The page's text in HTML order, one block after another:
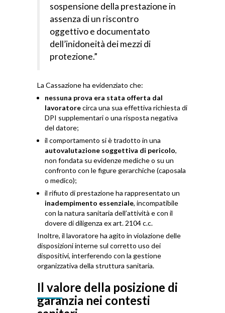
sospensione della prestazione in
assenza di un riscontro
oggettivo e documentato
dell’inidoneità dei mezzi di
protezione.”
La Cassazione ha evidenziato che:
nessuna prova era stata offerta dal
lavoratorecirca una sua effettiva richiesta di
DPI supplementari o una risposta negativa
del datore;
il comportamento si è tradotto in una
autovalutazione soggettiva di pericolo,
non fondata su evidenze mediche o su un
confronto con le figure gerarchiche (caposala
o medico);
il rifiuto di prestazione ha rappresentato un
inadempimento essenziale, incompatibile
con la natura sanitaria dell’attività e con il
dovere di diligenza ex art. 2104 c.c.
Inoltre, il lavoratore ha agito in violazione delle
disposizioni interne sul corretto uso dei
dispositivi, interferendo con la gestione
organizzativa della struttura sanitaria.
Il valore della posizione di
garanzia nei contesti